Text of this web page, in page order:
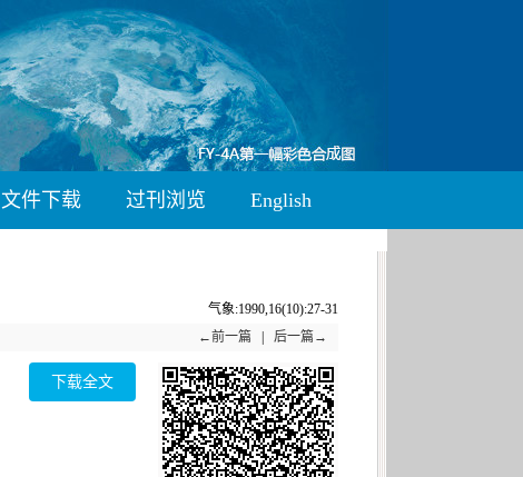
文件下载 过刊浏览 English
气象:1990,16(10):27-31
←前一篇 后一篇→
下载全文